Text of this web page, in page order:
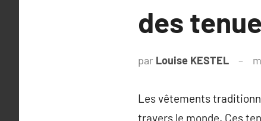
des
par Louise KESTEL
Les vêtements
travers le monde. Ces